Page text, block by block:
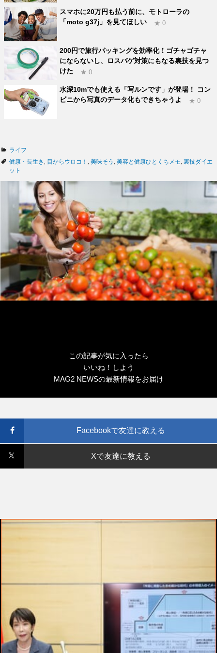
スマホに20万円も払う前に、モトローラの
「moto g37j」を見てほしい
★ 0
200円で旅行パッキングを効率化！ゴチャゴチャ
にならないし、ロスバゲ対策にもなる裏技を見つ
けた
★ 0
水深10mでも使える「写ルンです」が登場！ コン
ビニから写真のデータ化もできちゃうよ
★ 0
カ
テ
ライフ
タ
グ
健康・長生き 目からウロコ！ 美味そう 美容と健康ひとくちメモ 裏技ダイエ
ット
この記事が気に入ったら
いいね！しよう
MAG2 NEWSの最新情報をお届け
Facebookで友達に教える
Xで友達に教える